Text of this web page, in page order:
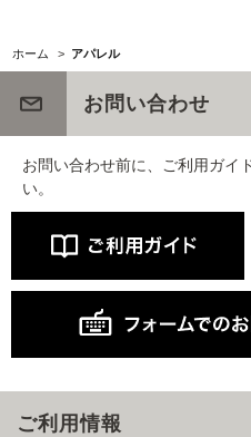
ホーム > アパレル
お問い合わせ
お問い合わせ前に、ご利用ガイ
い。
ご利用情報